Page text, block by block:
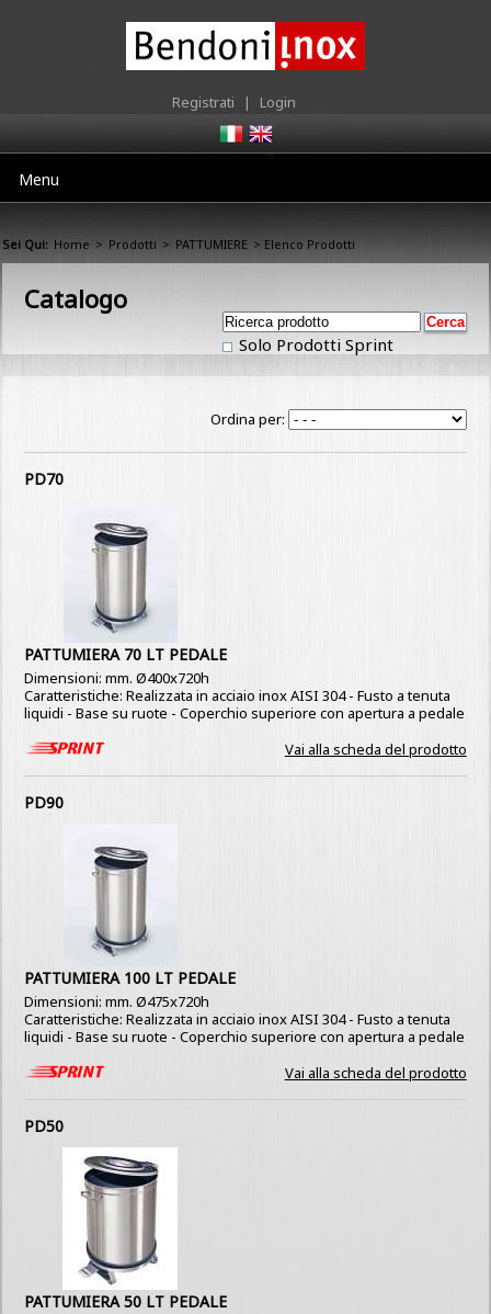
Registrati | Login
Menu
Sei Qui: Home > Prodotti > PATTUMIERE > Elenco Prodotti
Catalogo
Solo Prodotti Sprint
Ordina per:
PD70
PATTUMIERA 70 LT PEDALE
Dimensioni: mm. Ø400x720h
Caratteristiche: Realizzata in acciaio inox AISI 304 - Fusto a tenuta
liquidi - Base su ruote - Coperchio superiore con apertura a pedale
Vai alla scheda del prodotto
PD90
PATTUMIERA 100 LT PEDALE
Dimensioni: mm. Ø475x720h
Caratteristiche: Realizzata in acciaio inox AISI 304 - Fusto a tenuta
liquidi - Base su ruote - Coperchio superiore con apertura a pedale
Vai alla scheda del prodotto
PD50
PATTUMIERA 50 LT PEDALE